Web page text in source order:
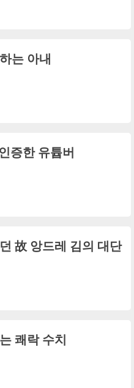
는 아내
증한 유튭버
故 앙드레 김의 대단
쾌락 수치